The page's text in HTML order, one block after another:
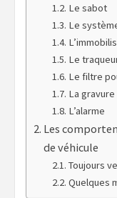
Le sabot
Le
Le
Le filtre
La gravure
L’alarme
Les
de véhicule
Toujours
Quelques